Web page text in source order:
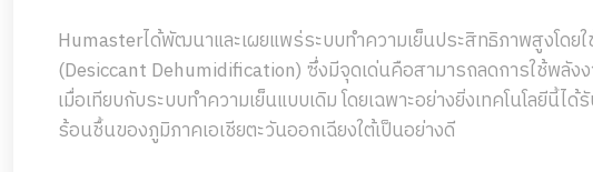
Humasterได้พัฒนาและเผยแพร่ระบบทำความเย็นประสิทธิภาพสูงโดย
(Desiccant Dehumidification) ซึ่งมีจุดเด่นคือสามารถลดการใช้พลัง
เมื่อเทียบกับระบบทำความเย็นแบบเดิม โดยเฉพาะอย่างยิ่งเทคโนโลยีนี้
ร้อนชื้นของภูมิภาคเอเชียตะวันออกเฉียงใต้เป็นอย่างดี